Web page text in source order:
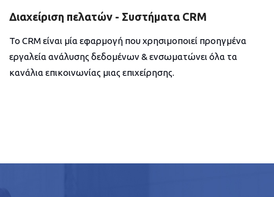
Διαχείριση πελατών - Συστήματα CRM
Το CRM είναι μία εφαρμογή που χρησιμοποιεί προηγμένα
εργαλεία ανάλυσης δεδομένων & ενσωματώνει όλα τα
κανάλια επικοινωνίας μιας επιχείρησης.